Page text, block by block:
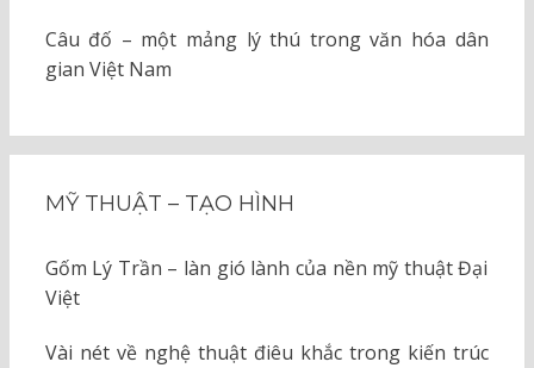
Câu đố – một mảng lý thú trong văn hóa dân
gian Việt Nam
MỸ THUẬT – TẠO HÌNH
Gốm Lý Trần – làn gió lành của nền mỹ thuật Đại
Việt
Vài nét về nghệ thuật điêu khắc trong kiến trúc